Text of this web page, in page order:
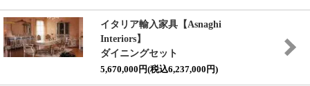
イタリア輸入家具【Asnaghi
Interiors】
ダイニングセット
5,670,000円(税込6,237,000円)